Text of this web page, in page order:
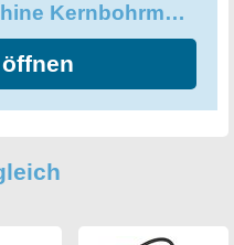
Magnetkernbohrmaschine Kernbohrmaschine Magnetbohrmaschine Mt3